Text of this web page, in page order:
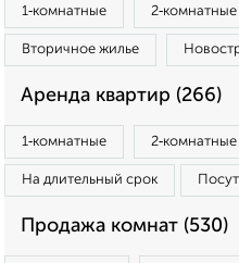
1‑комнатные 2‑комнатные
Вторичное жилье
Аренда квартир (266)
1‑комнатные 2‑комнатные
На длительный срок
Продажа комнат (530)